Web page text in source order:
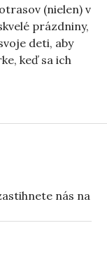
(nielen) v
prázdniny,
deti, aby
keď sa ich
nás na